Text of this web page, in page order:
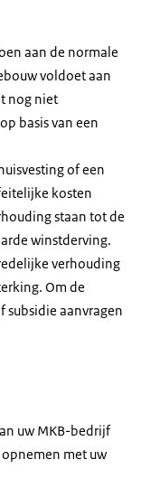
aan de normale
voldoet aan
nog niet
basis van een
of een
kosten
staan tot de
winstderving.
verhouding
Om de
aanvragen
uw MKB-bedrijf
met uw